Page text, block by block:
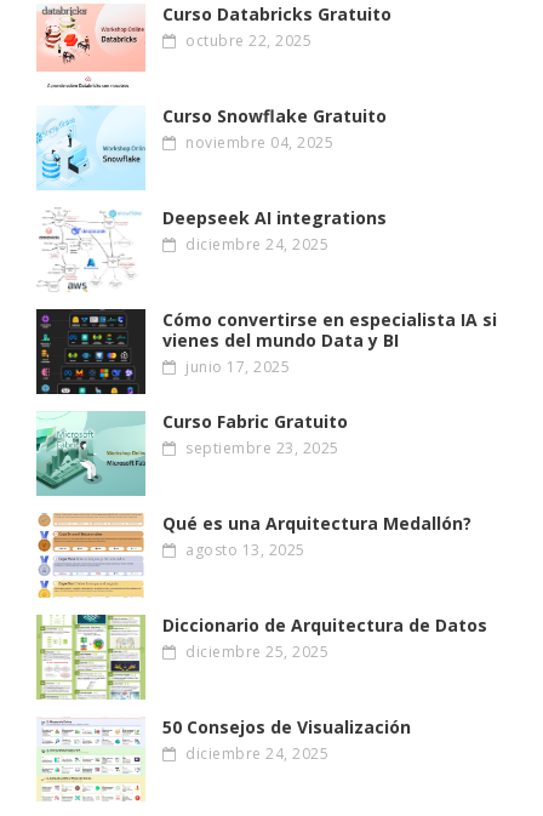
Curso Databricks Gratuito
octubre 22, 2025
Curso Snowflake Gratuito
noviembre 04, 2025
Deepseek AI integrations
diciembre 24, 2025
Cómo convertirse en especialista IA si
vienes del mundo Data y BI
junio 17, 2025
Curso Fabric Gratuito
septiembre 23, 2025
Qué es una Arquitectura Medallón?
agosto 13, 2025
Diccionario de Arquitectura de Datos
diciembre 25, 2025
50 Consejos de Visualización
diciembre 24, 2025